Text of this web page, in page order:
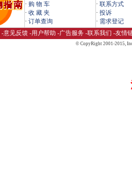
· 购 物 车
· 收 藏 夹
· 订单查询
· 联系方式
· 投诉
· 需求登记
-意见反馈 -用户帮助 -广告服务 -联系我们 -友情
© CopyRight 2001-2015,